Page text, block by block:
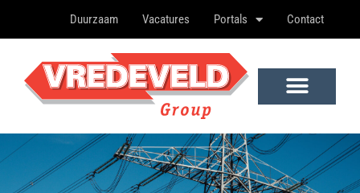
Duurzaam Vacatures Portals Contact